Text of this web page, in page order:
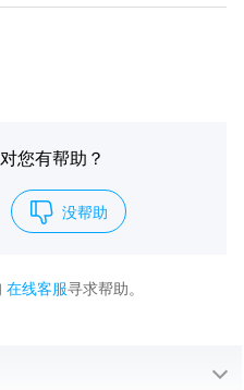
您有帮助？
没帮助
在线客服寻求帮助。